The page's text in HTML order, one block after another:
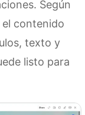
Según
contenido
texto y
listo para